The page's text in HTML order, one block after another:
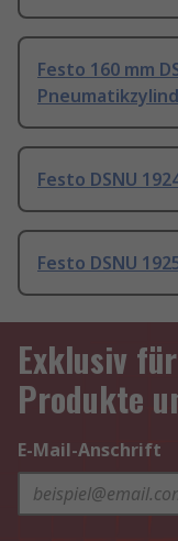
Festo 160 mm
Festo DSNU
Festo DSNU
Exklusiv
Produkte
E-Mail-Anschrift